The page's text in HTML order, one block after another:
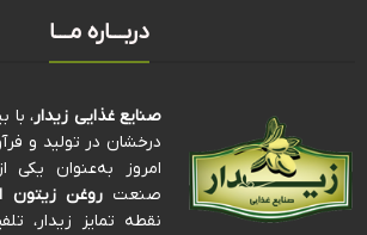
دربـــاره مـــا
صنایع غذایی زیدار
درخشان در تولید و
امروز به‌عنوان یکی
صنعتروغن زیتون
نقطه تمایز زیدار،